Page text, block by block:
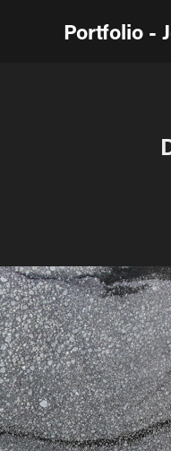
Portfolio -